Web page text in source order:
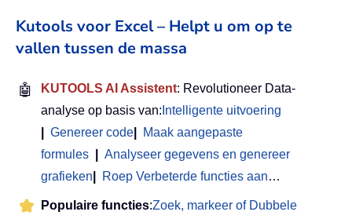
Kutools voor Excel – Helpt u om op te
vallen tussen de massa
🤖 KUTOOLS AI Assistent: Revolutioneer Data-
analyse op basis van: Intelligente uitvoering
Genereer code
Maak aangepaste
formules
Analyseer gegevens en genereer
grafieken
Roep Verbeterde functies aan…
Populaire functies:Zoek, markeer of Dubbele